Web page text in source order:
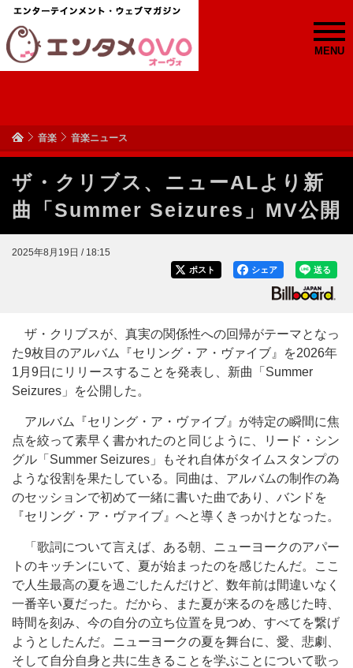
MENU
音楽 音楽ニュース
ザ・クリブス、ニューALより新
曲「Summer Seizures」MV公開
2025年8月19日 / 18:15
送る
シェア
ポスト
ザ・クリブスが、真実の関係性への回帰がテーマとなっ
た9枚目のアルバム『セリング・ア・ヴァイブ』を2026年
1月9日にリリースすることを発表し、新曲「Summer
Seizures」を公開した。
アルバム『セリング・ア・ヴァイブ』が特定の瞬間に焦
点を絞って素早く書かれたのと同じように、リード・シン
グル「Summer Seizures」もそれ自体がタイムスタンプの
ような役割を果たしている。同曲は、アルバムの制作の為
のセッションで初めて一緒に書いた曲であり、バンドを
『セリング・ア・ヴァイブ』へと導くきっかけとなった。
「歌詞について言えば、ある朝、ニューヨークのアパー
トのキッチンにいて、夏が始まったのを感じたんだ。ここ
で人生最高の夏を過ごしたんだけど、数年前は間違いなく
一番辛い夏だった。だから、また夏が来るのを感じた時、
時間を刻み、今の自分の立ち位置を見つめ、すべてを繋げ
ようとしたんだ。ニューヨークの夏を舞台に、愛、悲劇、
そして自分自身と共に生きることを学ぶことについて歌っ